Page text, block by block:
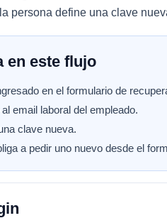
persona define una clave
en este flujo
en el formulario de
email laboral del empleado.
clave nueva.
a pedir uno nuevo desde el